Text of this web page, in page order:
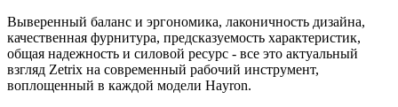
Выверенный баланс и эргономика, лаконичность дизайна,
качественная фурнитура, предсказуемость характеристик,
общая надежность и силовой ресурс - все это актуальный
взгляд Zetrix на современный рабочий инструмент,
воплощенный в каждой модели Hayron.